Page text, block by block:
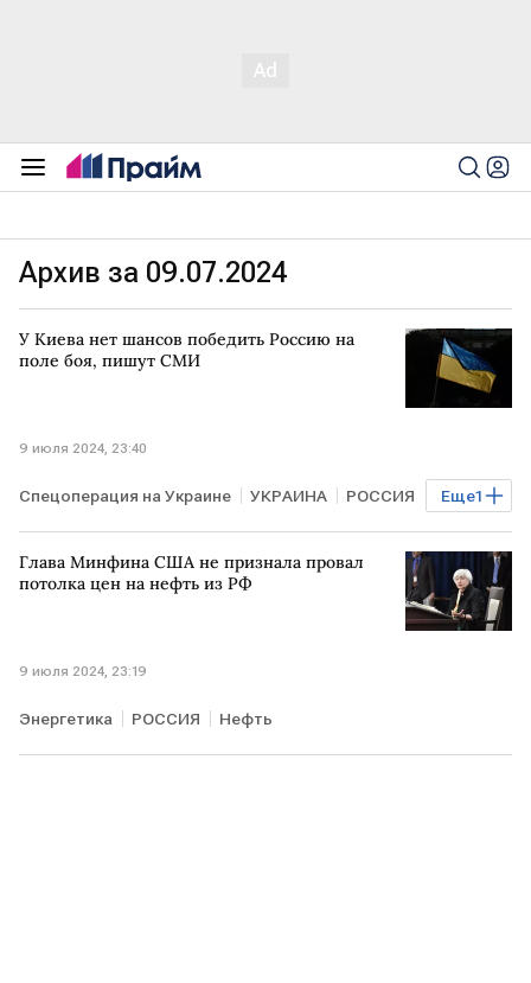
Архив за 09.07.2024
У Киева нет шансов победить Россию на
поле боя, пишут СМИ
9 июля 2024, 23:40
Еще1
Спецоперация на Украине УКРАИНА РОССИЯ
СВО
Глава Минфина США не признала провал
потолка цен на нефть из РФ
9 июля 2024, 23:19
Энергетика РОССИЯ Нефть